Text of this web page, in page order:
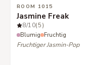
ROOM 1015
Jasmine Freak
8/10(5)
Blumig Fruchtig
Fruchtiger Jasmin-Pop